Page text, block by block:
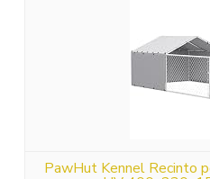
PawHut Kennel Recinto